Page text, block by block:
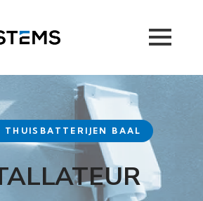
THUISBATTERIJEN BAAL